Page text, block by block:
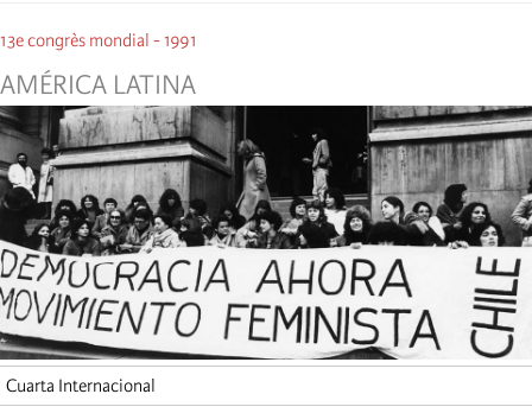
13e congrès mondial - 1991
AMÉRICA LATINA
Cuarta Internacional